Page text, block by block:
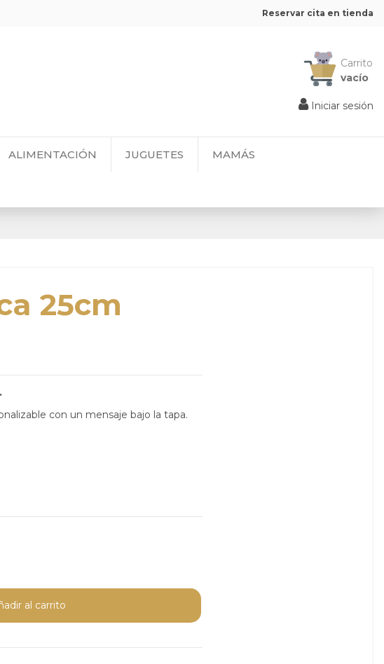
Reservar cita en tienda
Carrito
vacío
Iniciar sesión
ALIMENTACIÓN JUGUETES MAMÁS
25cm
con un mensaje bajo la tapa.
al carrito